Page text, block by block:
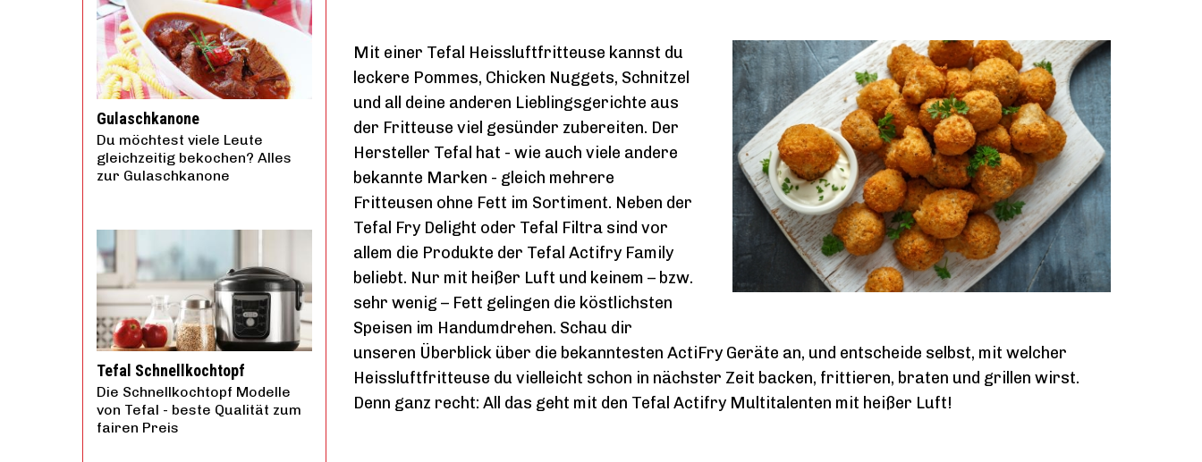
Gulaschkanone
Du möchtest viele Leute
gleichzeitig bekochen? Alles
zur Gulaschkanone
Tefal Schnellkochtopf
Die Schnellkochtopf Modelle
von Tefal - beste Qualität zum
fairen Preis
Mit einer Tefal Heissluftfritteuse kannst du
leckere Pommes, Chicken Nuggets, Schnitzel
und all deine anderen Lieblingsgerichte aus
der Fritteuse viel gesünder zubereiten. Der
Hersteller Tefal hat - wie auch viele andere
bekannte Marken - gleich mehrere
Fritteusen ohne Fett im Sortiment. Neben der
Tefal Fry Delight oder Tefal Filtra sind vor
allem die Produkte der Tefal Actifry Family
beliebt. Nur mit heißer Luft und keinem – bzw.
sehr wenig – Fett gelingen die köstlichsten
Speisen im Handumdrehen. Schau dir
unseren Überblick über die bekanntesten ActiFry Geräte an, und entscheide selbst, mit welcher
Heissluftfritteuse du vielleicht schon in nächster Zeit backen, frittieren, braten und grillen wirst.
Denn ganz recht: All das geht mit den Tefal Actifry Multitalenten mit heißer Luft!